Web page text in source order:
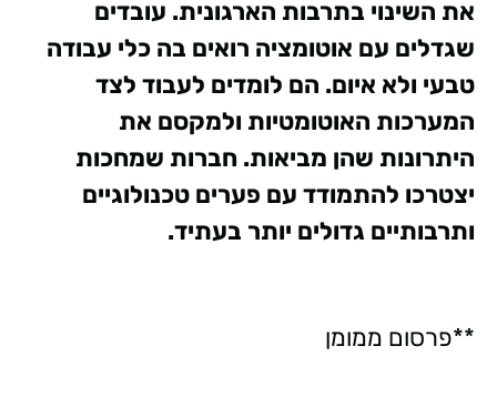
את השינוי בתרבות הארגונית. עובדים
שגדלים עם אוטומציה רואים בה כלי עבודה
טבעי ולא איום. הם לומדים לעבוד לצד
המערכות האוטומטיות ולמקסם את
היתרונות שהן מביאות. חברות שמחכות
יצטרכו להתמודד עם פערים טכנולוגיים
ותרבותיים גדולים יותר בעתיד.
**פרסום ממומן